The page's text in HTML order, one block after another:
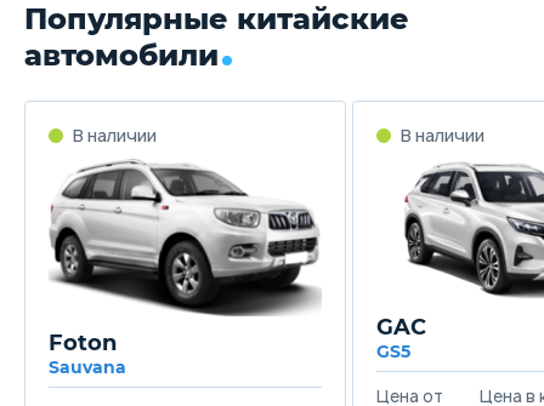
Популярные китайские
автомобили
Foton
Sauvana
GAC
GS5